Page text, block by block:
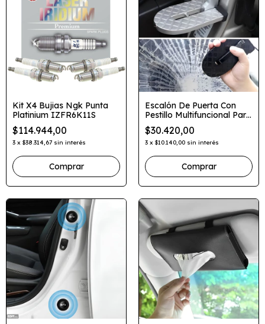
Kit X4 Bujias Ngk Punta
Platinium IZFR6K11S
$114.944,00
3 x $38.314,67 sin interés
Escalón De Puerta Con
Pestillo Multifuncional Para
Auto
$30.420,00
3 x $10.140,00 sin interés
Comprar